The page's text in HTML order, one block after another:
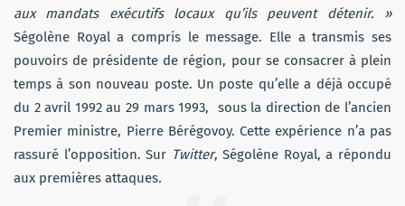
aux mandats exécutifs locaux qu’ils peuvent détenir. »
Ségolène Royal a compris le message. Elle a transmis ses
pouvoirs de présidente de région, pour se consacrer à plein
temps à son nouveau poste. Un poste qu’elle a déjà occupé
du 2 avril 1992 au 29 mars 1993, sous la direction de l’ancien
Premier ministre, Pierre Bérégovoy. Cette expérience n’a pas
rassuré l’opposition. Sur Twitter, Ségolène Royal, a répondu
aux premières attaques.